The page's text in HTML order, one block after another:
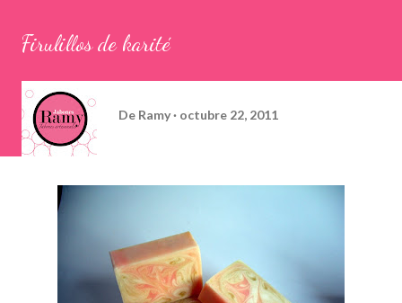
Firulillos de karité
De Ramy octubre 22, 2011